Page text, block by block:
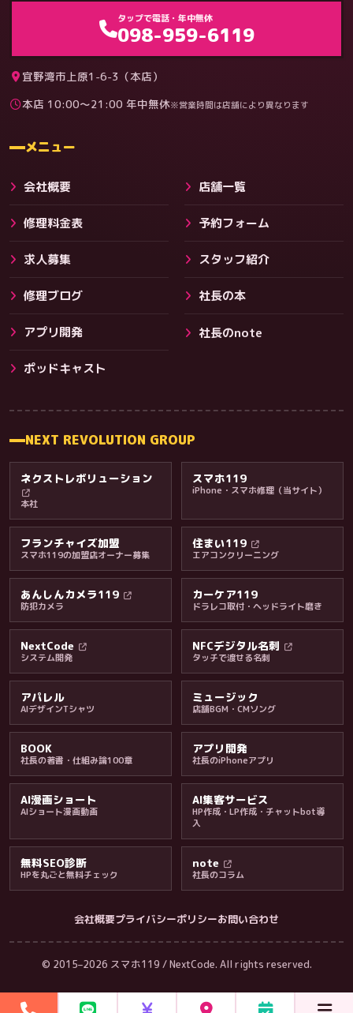
その他サービス
料金・保証・ご案内
料金
タップで電話・年中無休
098-959-6119
宜野湾市上原1-6-3（本店）
本店 10:00〜21:00 年中無休※営業時間は店舗により異なります
メニュー
会社概要 店舗一覧
修理料金表 予約フォーム
求人募集 スタッフ紹介
修理ブログ 社長の本
アプリ開発 社長のnote
ポッドキャスト
NEXT REVOLUTION GROUP
ネクストレボリューション
本社
スマホ119
iPhone・スマホ修理（当サイト）
フランチャイズ加盟
スマホ119の加盟店オーナー募集
住まい119
エアコンクリーニング
あんしんカメラ119
防犯カメラ
カーケア119
ドラレコ取付・ヘッドライト磨き
NextCode
システム開発
NFCデジタル名刺
タッチで渡せる名刺
アパレル
AIデザインTシャツ
ミュージック
店舗BGM・CMソング
BOOK
社長の著書・仕組み論100章
アプリ開発
社長のiPhoneアプリ
AI漫画ショート
AIショート漫画動画
AI集客サービス
HP作成・LP作成・チャットbot導
入
無料SEO診断
HPを丸ごと無料チェック
note
社長のコラム
会社概要プライバシーポリシーお問い合わせ
© 2015–2026 スマホ119 / NextCode. All rights reserved.